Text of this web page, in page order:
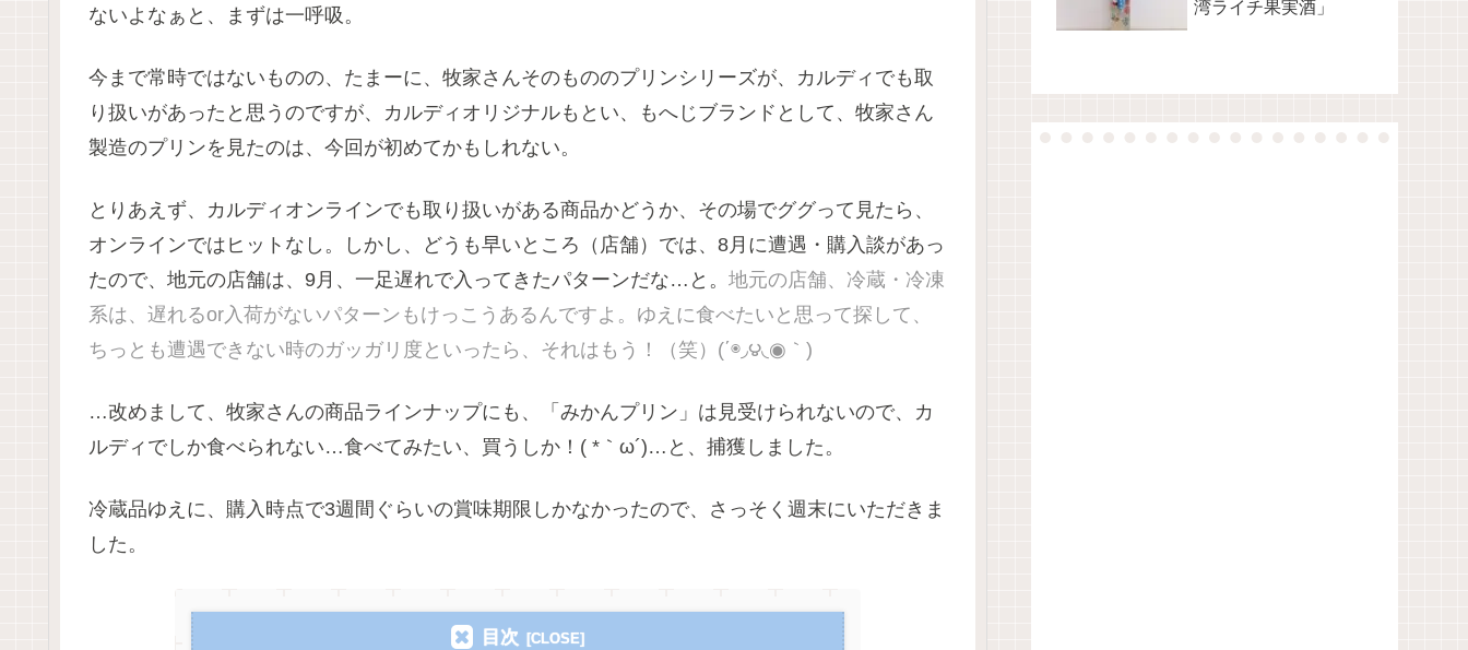
ないよなぁと、まずは一呼吸。
今まで常時ではないものの、たまーに、牧家さんそのもののプリンシリーズが、カルディでも取
り扱いがあったと思うのですが、カルディオリジナルもとい、もへじブランドとして、牧家さん
製造のプリンを見たのは、今回が初めてかもしれない。
とりあえず、カルディオンラインでも取り扱いがある商品かどうか、その場でググって見たら、
オンラインではヒットなし。しかし、どうも早いところ（店舗）では、8月に遭遇・購入談があっ
たので、地元の店舗は、9月、一足遅れで入ってきたパターンだな…と。 地元の店舗、冷蔵・冷凍
系は、遅れるor入荷がないパターンもけっこうあるんですよ。ゆえに食べたいと思って探して、
ちっとも遭遇できない時のガッガリ度といったら、それはもう！（笑）(΄◉◞౪◟◉｀)
…改めまして、牧家さんの商品ラインナップにも、「みかんプリン」は見受けられないので、カ
ルディでしか食べられない…食べてみたい、買うしか！( *｀ω´)…と、捕獲しました。
冷蔵品ゆえに、購入時点で3週間ぐらいの賞味期限しかなかったので、さっそく週末にいただきま
した。
目次
湾ライチ果実酒」